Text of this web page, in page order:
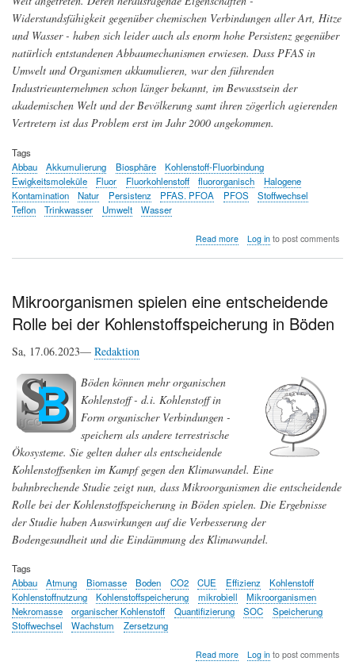
Widerstandsfähigkeit gegenüber chemischen Verbindungen aller Art, Hitze
und Wasser - haben sich leider auch als enorm hohe Persistenz gegenüber
natürlich entstandenen Abbaumechanismen erwiesen. Dass PFAS in
Umwelt und Organismen akkumulieren, war den führenden
Industrieunternehmen schon länger bekannt, im Bewusstsein der
akademischen Welt und der Bevölkerung samt ihren zögerlich agierenden
Vertretern ist das Problem erst im Jahr 2000 angekommen.
Tags
Abbau
Akkumulierung Biosphäre
Kohlenstoff-Fluorbindung
Ewigkeitsmoleküle
Fluor Fluorkohlenstoff fluororganisch
Halogene
Kontamination
Natur Persistenz PFAS. PFOA PFOS
Stoffwechsel
Teflon
Trinkwasser Umwelt Wasser
Read moreabout
kann
Fluorkohlenstoff-
Log into post comments
Mikroorganismen spielen eine entscheidende
Rolle bei der Kohlenstoffspeicherung in Böden
Sa, 17.06.2023— Redaktion
Böden können mehr organischen
Kohlenstoff - d.i. Kohlenstoff in
Form organischer Verbindungen -
speichern als andere terrestrische
Ökosysteme. Sie gelten daher als entscheidende
Kohlenstoffsenken im Kampf gegen den Klimawandel. Eine
bahnbrechende Studie zeigt nun, dass Mikroorganismen die entscheidende
Rolle bei der Kohlenstoffspeicherung in Böden spielen. Die Ergebnisse
der Studie haben Auswirkungen auf die Verbesserung der
Bodengesundheit und die Eindämmung des Klimawandel.
Tags
Abbau
Atmung Biomasse Boden CO2 CUE Effizienz
Kohlenstoff
Kohlenstoffnutzung
Kohlenstoffspeicherung mikrobiell
Mikroorganismen
Nekromasse
organischer Kohlenstoff Quantifizierung SOC
Speicherung
Stoffwechsel
Wachstum Zersetzung
Read moreabout
Log into post comments